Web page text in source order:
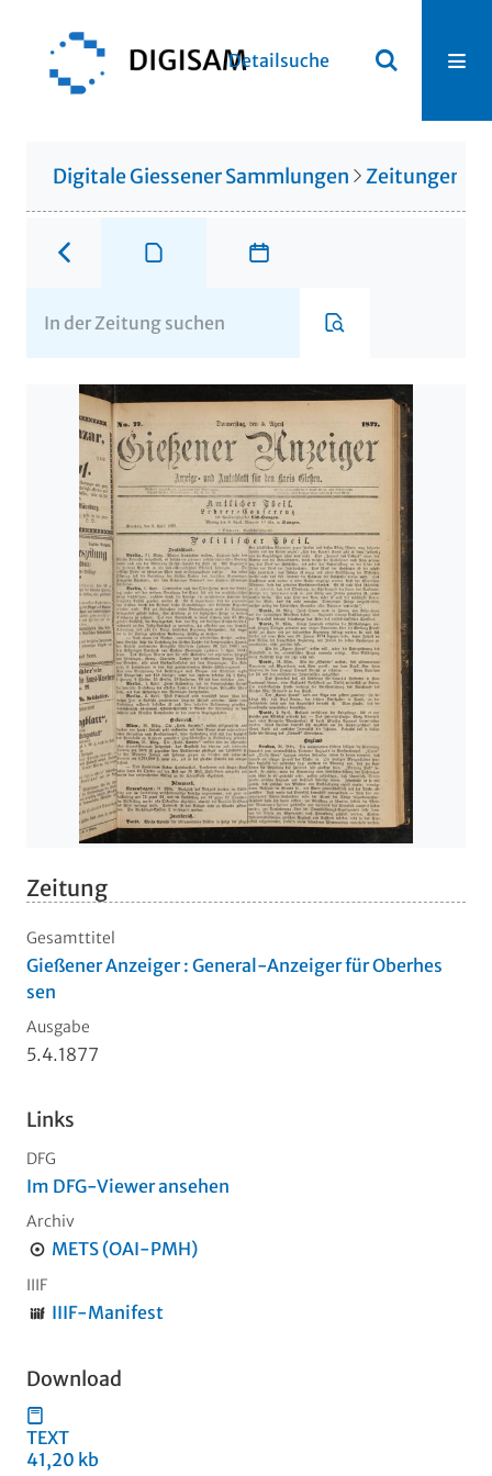
Detailsuche
Digitale Giessener Sammlungen Zeitungen
Zeitung
Gesamttitel
Gießener Anzeiger : General-Anzeiger für Oberhes
sen
Ausgabe
5.4.1877
Links
DFG
Im DFG-Viewer ansehen
Archiv
METS (OAI-PMH)
IIIF
IIIF-Manifest
Download
TEXT
41,20 kb